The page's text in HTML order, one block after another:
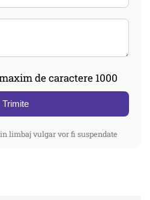
de caractere 1000
Trimite
limbaj vulgar vor fi suspendate